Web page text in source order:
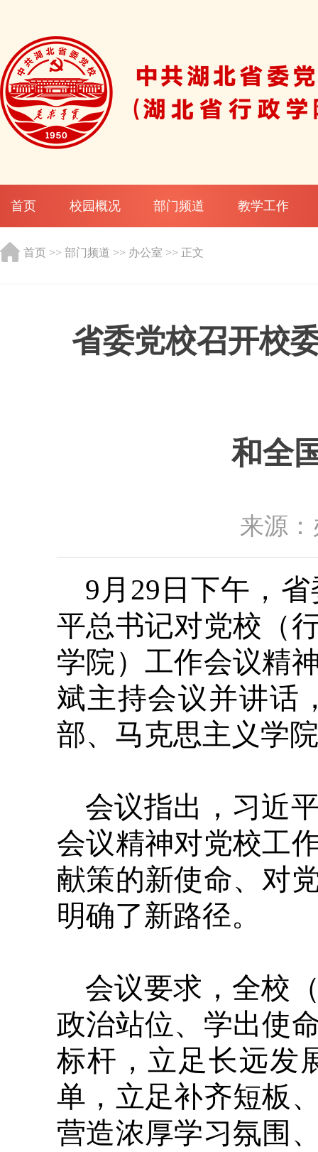
首页 校园概况 部门频道 教学工作
首页 >> 部门频道 >> 办公室 >> 正文
省委党校召开校
和全
来源
9月29日下午，
平总书记对党校（
学院）工作会议精
斌主持会议并讲话
部、马克思主义学
会议指出，习近
会议精神对党校工
献策的新使命、对
明确了新路径。
会议要求，全校
政治站位、学出使
标杆，立足长远发
单，立足补齐短板
营造浓厚学习氛围